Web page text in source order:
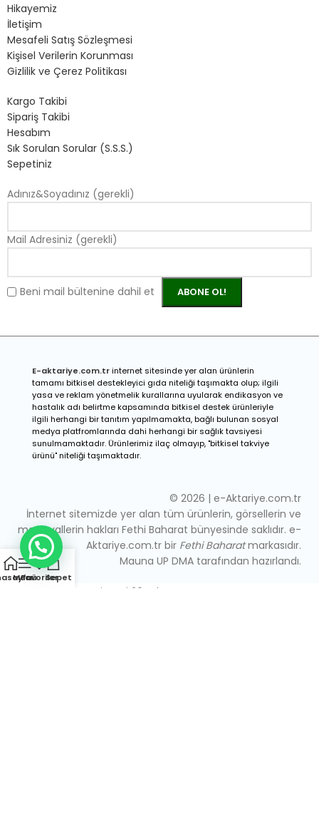
Hikayemiz
İletişim
Mesafeli Satış Sözleşmesi
Kişisel Verilerin Korunması
Gizlilik ve Çerez Politikası
Kargo Takibi
Sipariş Takibi
Hesabım
Sık Sorulan Sorular (S.S.S.)
Sepetiniz
Adınız&Soyadınız (gerekli)
Mail Adresiniz (gerekli)
Beni mail bültenine dahil et
E-aktariye.com.trinternet sitesinde yer alan ürünlerin
tamamı bitkisel destekleyici gıda niteliği taşımakta olup; ilgili
yasa ve reklam yönetmelik kurallarına uyularak endikasyon ve
hastalık adı belirtme kapsamında bitkisel destek ürünleriyle
ilgili herhangi bir tanıtım yapılmamakta, bağlı bulunan sosyal
medya platfromlarında dahi herhangi bir sağlık tavsiyesi
sunulmamaktadır. Ürünlerimiz ilaç olmayıp, "bitkisel takviye
ürünü" niteliği taşımaktadır.
© 2026 | e-Aktariye.com.tr
İnternet sitemizde yer alan tüm ürünlerin, görsellerin ve
materyallerin hakları Fethi Baharat bünyesinde saklıdır. e-
Aktariye.com.tr bir Fethi Baharatmarkasıdır.
Mauna UP DMA tarafından hazırlandı.
Menü
FavorilerSepet